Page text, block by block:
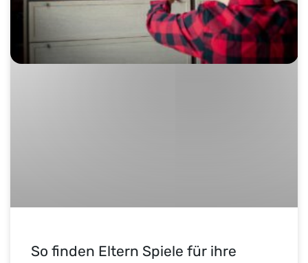
So finden Eltern Spiele für ihre